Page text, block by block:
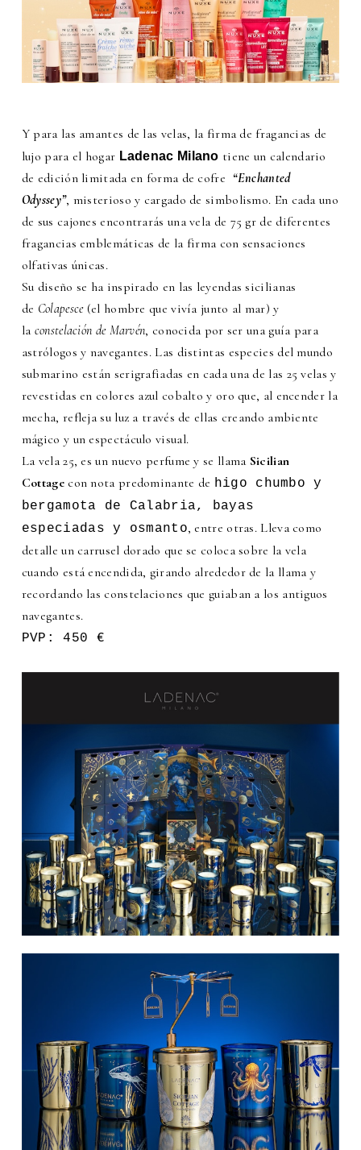
Y para las amantes de las velas, la firma de fragancias de
lujo para el hogar Ladenac Milano tiene un calendario
de edición limitada en forma de cofre “Enchanted
Odyssey”, misterioso y cargado de simbolismo. En cada uno
de sus cajones encontrarás una vela de 75 gr de diferentes
fragancias emblemáticas de la firma con sensaciones
olfativas únicas.
Su diseño se ha inspirado en las leyendas sicilianas
de Colapesce(el hombre que vivía junto al mar) y
la constelación de Marvén, conocida por ser una guía para
astrólogos y navegantes. Las distintas especies del mundo
submarino están serigrafiadas en cada una de las 25 velas y
revestidas en colores azul cobalto y oro que, al encender la
mecha, refleja su luz a través de ellas creando ambiente
mágico y un espectáculo visual.
La vela 25, es un nuevo perfume y se llama Sicilian
Cottage con nota predominante de higo chumbo y
bergamota de Calabria, bayas
especiadas y osmanto, entre otras. Lleva como
detalle un carrusel dorado que se coloca sobre la vela
cuando está encendida, girando alrededor de la llama y
recordando las constelaciones que guiaban a los antiguos
navegantes.
PVP: 450 €